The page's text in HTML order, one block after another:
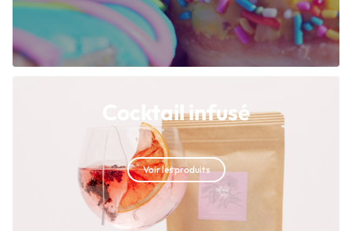
Cocktail infusé
Voir les produits